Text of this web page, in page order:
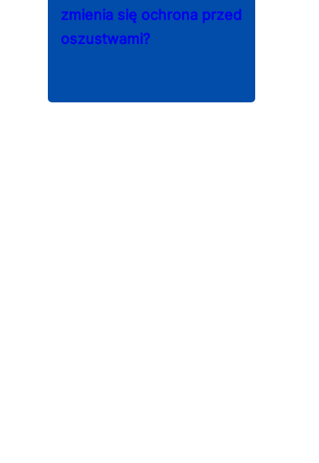
zmienia się ochrona przed
oszustwami?